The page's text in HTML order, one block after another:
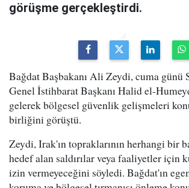
görüşme gerçekleştirdi.
Bağdat Başbakanı Ali Zeydi, cuma günü
Genel İstihbarat Başkanı Halid el-
gelerek bölgesel güvenlik gelişmeleri
birliğini görüştü.
Zeydi, Irak'ın topraklarının herhangi bir
hedef alan saldırılar veya faaliyetler için
izin vermeyeceğini söyledi. Bağdat'ın